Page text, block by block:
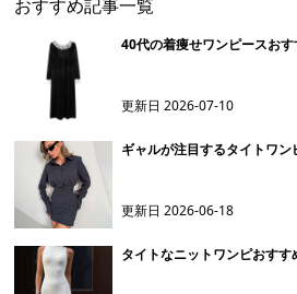
おすすめ記事一覧
40代の着痩せワンピースお
更新日2026-07-10
ギャルが注目するタイトワ
更新日2026-06-18
タイトなニットワンピおすす